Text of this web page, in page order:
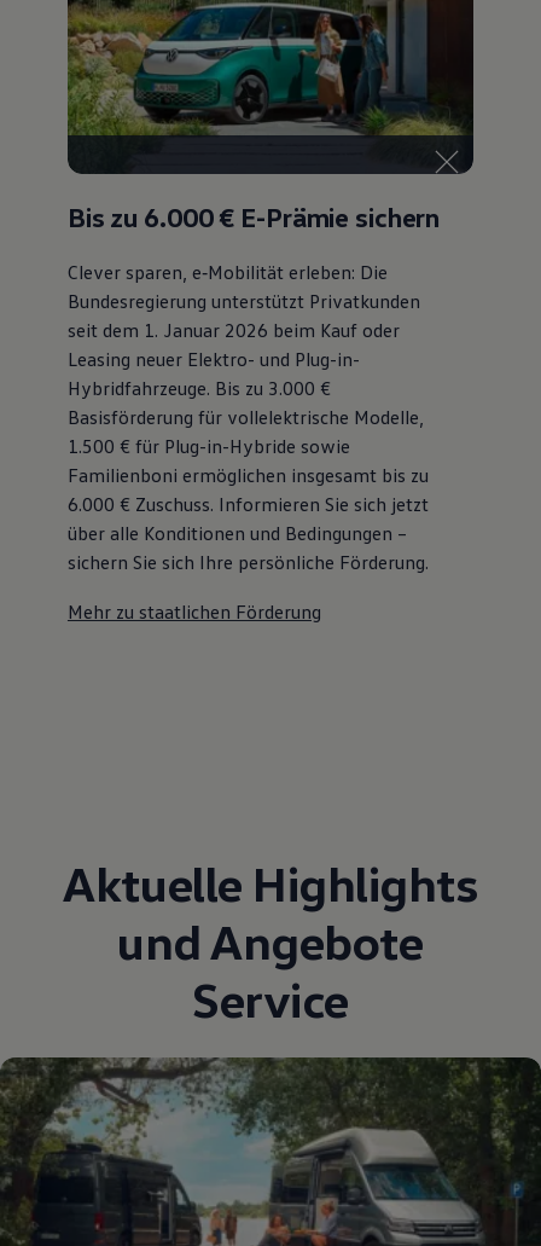
Bis zu 6.000 € E-Prämie sichern
Clever sparen, e‑Mobilität erleben: Die
Bundesregierung unterstützt Privatkunden
seit dem 1. Januar 2026 beim Kauf oder
Leasing neuer Elektro- und Plug-in-
Hybridfahrzeuge. Bis zu 3.000 €
Basisförderung für vollelektrische Modelle,
1.500 € für Plug-in-Hybride sowie
Familienboni ermöglichen insgesamt bis zu
6.000 € Zuschuss⁠. Informieren Sie sich jetzt
über alle Konditionen und Bedingungen –
sichern Sie sich Ihre persönliche Förderung.
Mehr zu staatlichen Förderung
Aktuelle Highlights
und Angebote
Service